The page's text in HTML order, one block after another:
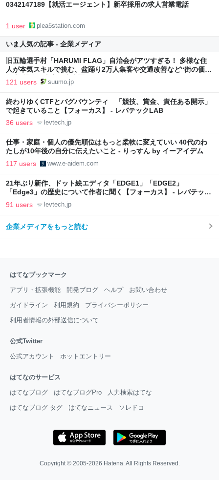
0342147189【就活エージェント】新卒採用の求人営業電話
1 user plea5station.com
いま人気の記事 - 企業メディア
旧五輪選手村「HARUMI FLAG」自治会がアツすぎる！ 多様な住
人が本気スキルで挑む、盆踊り2万人集客や交通改善など“街の価値
向上”戦略 東京・中央区
121 users suumo.jp
終わりゆくCTFとバグバウンティ 「競技、賞金、責任ある開示」
で起きていること【フォーカス】 - レバテックLAB
36 users levtech.jp
仕事・家庭・個人の優先順位はもっと柔軟に変えていい 40代のわ
たしが10年後の自分に伝えたいこと - りっすん by イーアイデム
117 users www.e-aidem.com
21年ぶり新作、ドット絵エディタ「EDGE1」「EDGE2」
「Edge3」の歴史について作者に聞く【フォーカス】 - レバテック
LAB
91 users levtech.jp
企業メディアをもっと読む
はてなブックマーク
アプリ・拡張機能 開発ブログ ヘルプ お問い合わせ
ガイドライン 利用規約 プライバシーポリシー
利用者情報の外部送信について
公式Twitter
公式アカウント ホットエントリー
はてなのサービス
はてなブログ はてなブログPro 人力検索はてな
はてなブログ タグ はてなニュース ソレドコ
Copyright © 2005-2026 Hatena. All Rights Reserved.